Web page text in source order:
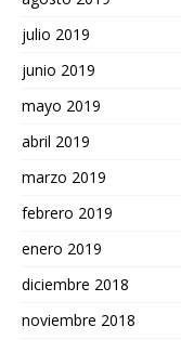
julio 2019
junio 2019
mayo 2019
abril 2019
marzo 2019
febrero 2019
enero 2019
diciembre 2018
noviembre 2018